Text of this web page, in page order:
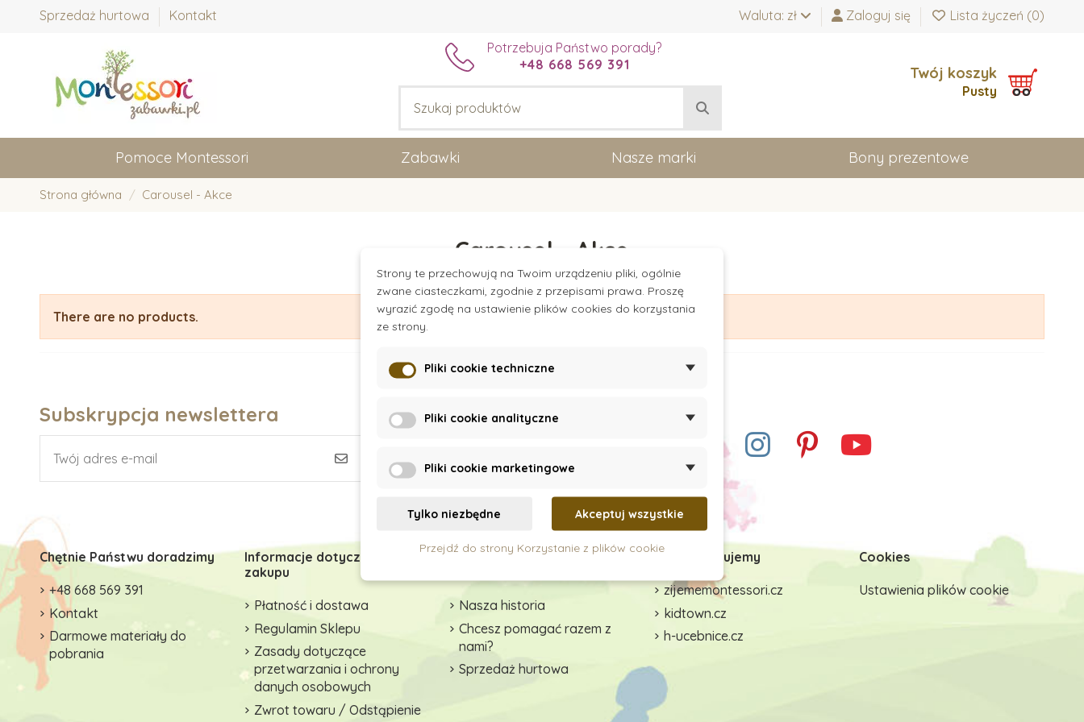
Sprzedaż hurtowa Kontakt Waluta: zł Zaloguj się Lista życzeń (0)
Potrzebuja Państwo porady?
+48 668 569 391
Twój koszyk
Pusty
Pomoce Montessori Zabawki Nasze marki Bony prezentowe
Strona główna Carousel - Akce
Carousel - Akce
There are no products.
Subskrypcja newslettera
Chętnie Państwu doradzimy
+48 668 569 391
Kontakt
Darmowe materiały do
pobrania
Informacje dotyczące
zakupu
Płatność i dostawa
Regulamin Sklepu
Zasady dotyczące
przetwarzania i ochrony
danych osobowych
Zwrot towaru / Odstąpienie
Dlaczego warto kupować u
Nasza historia
Chcesz pomagać razem z
nami?
Sprzedaż hurtowa
Współpracujemy
zijememontessori.cz
kidtown.cz
h-ucebnice.cz
Cookies
Ustawienia plików cookie
Strony te przechowują na Twoim urządzeniu pliki, ogólnie
zwane ciasteczkami, zgodnie z przepisami prawa. Proszę
wyrazić zgodę na ustawienie plików cookies do korzystania
ze strony.
Pliki cookie techniczne
Pliki cookie analityczne
Pliki cookie marketingowe
Tylko niezbędne Akceptuj wszystkie
Przejdź do strony Korzystanie z plików cookie